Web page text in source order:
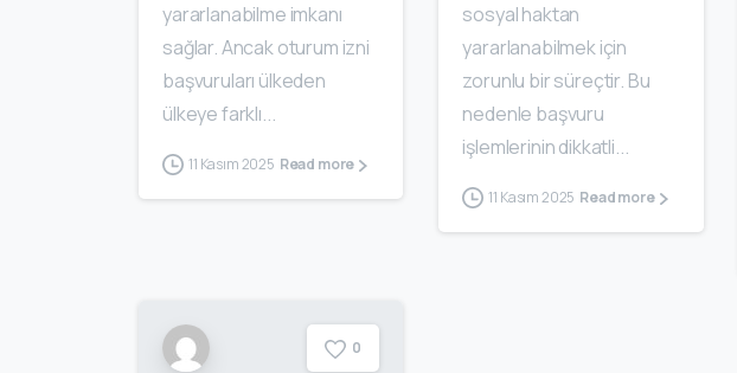
yararlanabilme imkanı
sağlar. Ancak oturum izni
başvuruları ülkeden
ülkeye farklı...
11 Kasım 2025 Read more
sosyal haktan
yararlanabilmek için
zorunlu bir süreçtir. Bu
nedenle başvuru
işlemlerinin dikkatli...
11 Kasım 2025 Read more
0